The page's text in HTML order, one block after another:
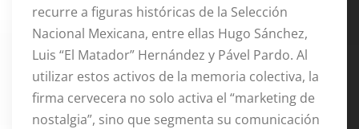
recurre a figuras históricas de la Selección
Nacional Mexicana, entre ellas Hugo Sánchez,
Luis “El Matador” Hernández y Pável Pardo. Al
utilizar estos activos de la memoria colectiva, la
firma cervecera no solo activa el “marketing de
nostalgia”, sino que segmenta su comunicación